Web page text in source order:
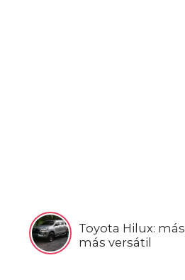
Toyota Hilux:
más versátil